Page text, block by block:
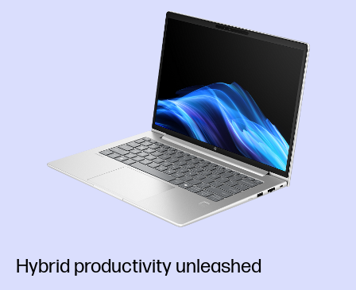
Hybrid productivity unleashed